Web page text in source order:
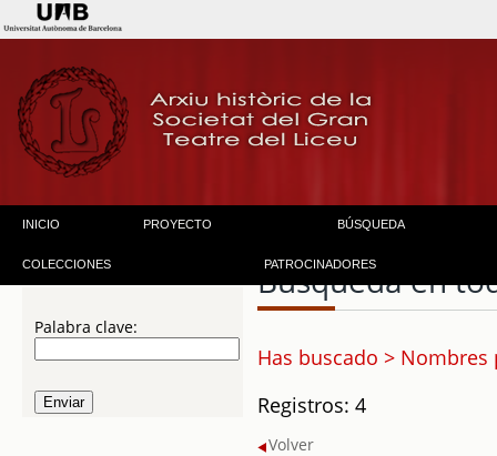
INICIO PROYECTO BÚSQUEDA
COLECCIONES PATROCINADORES
Palabra clave:
Búsqueda en
Has buscado >
Registros: 4
Volver